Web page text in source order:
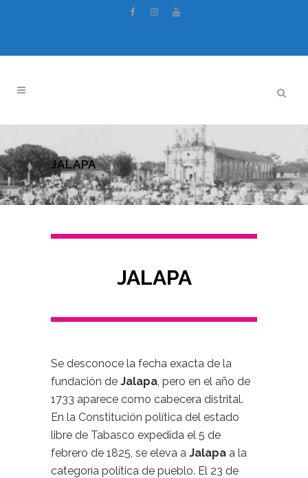
JALAPA
JALAPA
Se desconoce la fecha exacta de la
fundación de Jalapa , pero en el año de
1733 aparece como cabecera distrital.
En la Constitución política del estado
libre de Tabasco expedida el 5 de
febrero de 1825, se eleva a Jalapa a la
categoría política de pueblo. El 23 de